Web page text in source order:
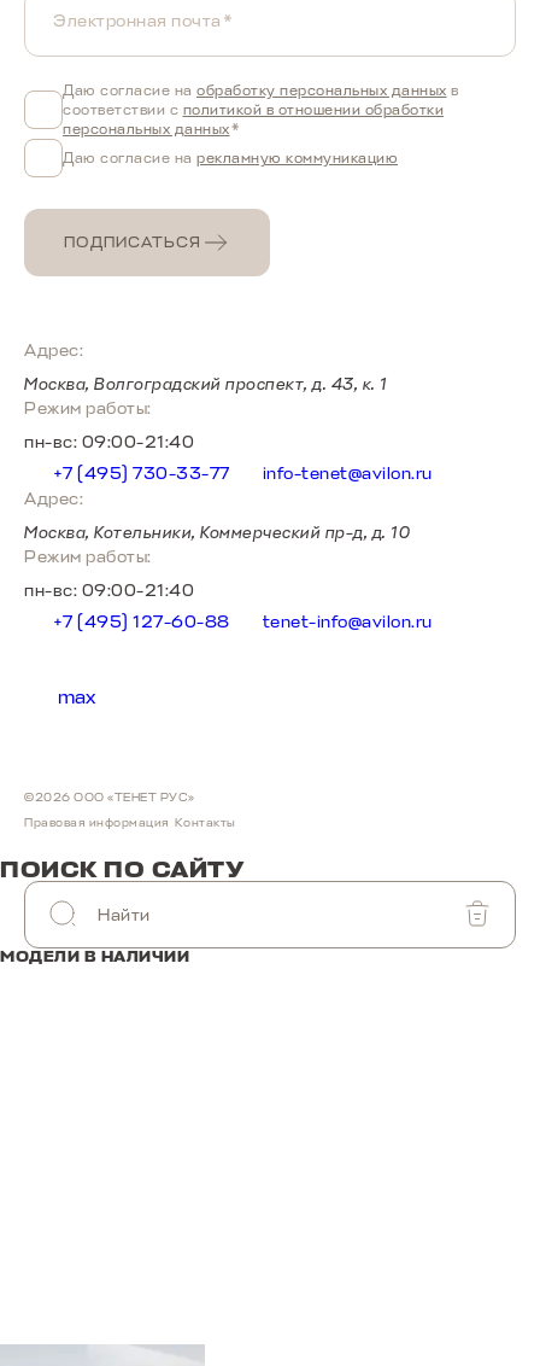
Электронная почта*
Даю согласие на обработку персональных данных в
соответствии с политикой в отношении обработки
персональных данных*
Даю согласие на рекламную коммуникацию
ПОДПИСАТЬСЯ
Адрес:
Москва, Волгоградский проспект, д. 43, к. 1
Режим работы:
пн-вс: 09:00-21:40
+7 (495) 730-33-77
info-tenet@avilon.ru
Адрес:
Москва, Котельники, Коммерческий пр-д, д. 10
Режим работы:
пн-вс: 09:00-21:40
+7 (495) 127-60-88
tenet-info@avilon.ru
max
©2026 ООО «ТЕНЕТ РУС»
Правовая информация Контакты
ПОИСК ПО САЙТУ
МОДЕЛИ В НАЛИЧИИ